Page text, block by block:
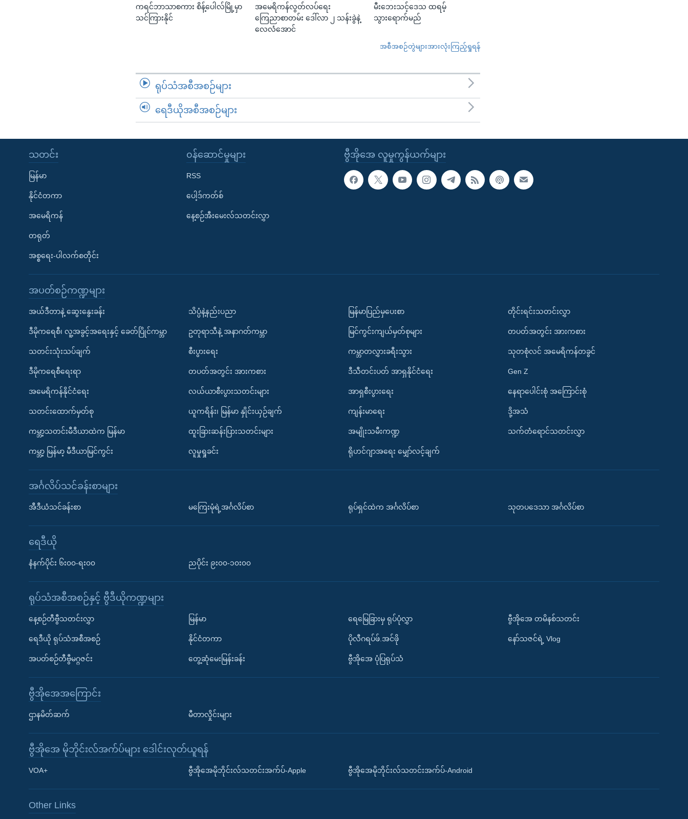
Learning English
ကရင်ဘာသာစကား စိန့်ပေါလ်မြို့မှာ
သင်ကြားနိုင်
အမေရိကန်လွတ်လပ်ရေး
ကြေညာစာတမ်း ဒေါ်လာ ၂ သန်းခွဲနဲ့
လေလံအောင်
မီးဘေးသင့်ဒေသ ထရမ့်
သွားရောက်မည်
အစီအစဉ်တွဲများအားလုံးကြည့်ရှုရန်
ရုပ်သံအစီအစဉ်များ
ရေဒီယိုအစီအစဉ်များ
ဗွီအိုအေ လူမှုကွန်ယက်များ
သတင်း
မြန်မာ
နိုင်ငံတကာ
အမေရိကန်
တရုတ်
အစ္စရေး-ပါလက်စတိုင်း
၀န်ဆောင်မှုများ
RSS
ပေါ့ဒ်ကတ်စ်
နေ့စဉ်အီးမေးလ်သတင်းလွှာ
အပတ်စဉ်ကဏ္ဍများ
အယ်ဒီတာနဲ့ ဆွေးနွေးခန်း
ဒီမိုကရေစီ၊ လူ့အခွင့်အရေးနှင့် ခေတ်ပြိုင်ကမ္ဘာ
သတင်းသုံးသပ်ချက်
ဒီမိုကရေစီရေးရာ
အမေရိကန်နိုင်ငံရေး
သတင်းထောက်မှတ်စု
ကမ္ဘာ့သတင်းမီဒီယာထဲက မြန်မာ
ကမ္ဘာ့ မြန်မာ့ မီဒီယာမြင်ကွင်း
သိပ္ပံနဲ့နည်းပညာ
ဥတုရာသီနဲ့ အနာဂတ်ကမ္ဘာ
စီးပွားရေး
တပတ်အတွင်း အားကစား
လယ်ယာစီးပွားသတင်းများ
ယူကရိန်း၊ မြန်မာ နှိုင်းယှဉ်ချက်
ထူးခြားဆန်းပြားသတင်းများ
လူမှုရှုခင်း
မြန်မာပြည်မှပေးစာ
မြင်ကွင်းကျယ်မှတ်စုများ
ကမ္ဘာတလွှားခရီးသွား
ဒီသီတင်းပတ် အာရှနိုင်ငံရေး
အာရှစီးပွားရေး
ကျန်းမာရေး
အမျိုးသမီးကဏ္ဍ
ရိုဟင်ဂျာအရေး မျှော်လင့်ချက်
တိုင်းရင်းသတင်းလွှာ
တပတ်အတွင်း အားကစား
သုတစုံလင် အမေရိကန်တခွင်
Gen Z
နေရာပေါင်းစုံ အကြောင်းစုံ
ဒို့အသံ
သက်တံရောင်သတင်းလွှာ
အင်္ဂလိပ်သင်ခန်းစာများ
အီဒီယံသင်ခန်းစာ မကြေးမုံရဲ့အင်္ဂလိပ်စာ ရုပ်ရှင်ထဲက အင်္ဂလိပ်စာ သုတပဒေသာ အင်္ဂလိပ်စာ
ရေဒီယို
နံနက်ပိုင်း ၆း၀၀-ရး၀၀ ညပိုင်း ၉း၀၀-၁၀း၀၀
ရုပ်သံအစီအစဉ်နှင့် ဗွီဒီယိုကဏ္ဍများ
နေ့စဉ်တီဗွီသတင်းလွှာ
ရေဒီယို ရုပ်သံအစီအစဉ်
အပတ်စဉ်တီဗွီမဂ္ဂဇင်း
မြန်မာ
နိုင်ငံတကာ
တွေ့ဆုံမေးမြန်းခန်း
ရေမြေခြားမှ ရုပ်ပုံလွှာ
ပိုလီဂရပ်ဖ်.အင်ဖို
ဗွီအိုအေ ပုံပြရုပ်သံ
ဗွီအိုအေ တမိနစ်သတင်း
နော်သဇင်ရဲ့ Vlog
ဗွီအိုအေအကြောင်း
ဌာနမိတ်ဆက် မီတာလှိုင်းများ
ဗွီအိုအေ မိုဘိုင်းလ်အက်ပ်များ ဒေါင်းလုတ်ယူရန်
VOA+ ဗွီအိုအေမိုဘိုင်းလ်သတင်းအက်ပ်-Apple ဗွီအိုအေမိုဘိုင်းလ်သတင်းအက်ပ်-Android
Other Links